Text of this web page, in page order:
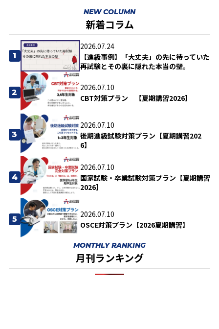
NEW COLUMN
新着コラム
1
2026.07.24
【進級事例】「大丈夫」の先に待っていた
再試験とその裏に隠れた本当の壁。
2
2026.07.10
CBT対策プラン 【夏期講習2026】
3
2026.07.10
後期進級試験対策プラン【夏期講習202
6】
4
2026.07.10
国家試験・卒業試験対策プラン【夏期講習
2026】
5
2026.07.10
OSCE対策プラン【2026夏期講習】
MONTHLY RANKING
月刊ランキング